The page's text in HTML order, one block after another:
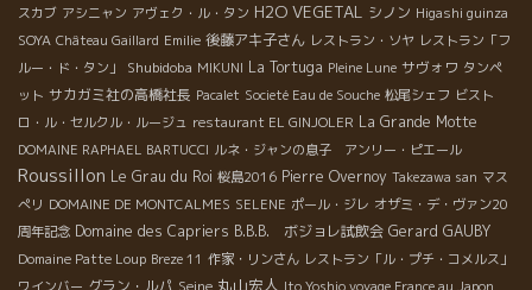
スカブ アシニャン アヴェク・ル・タン H2O VEGETAL シノン Higashi guinza
SOYA Château Gaillard Emilie 後藤アキ子さん レストラン・ソヤ レストラン「フ
ルー・ド・タン」
Shubidoba MIKUNI La Tortuga Pleine Lune サヴォワ タンペ
ット サカガミ社の高橋社長 Pacalet Societé Eau de Souche 松尾シェフ ビスト
ロ・ル・セルクル・ルージュ restaurant EL GINJOLER La Grande Motte
DOMAINE RAPHAEL BARTUCCI ルネ・ジャンの息子 アンリー・ピエール
Roussillon Le Grau du Roi 桜島2016 Pierre Overnoy Takezawa san マス
ぺリ DOMAINE DE MONTCALMES SELENE ポール・ジレ オザミ・デ・ヴァン20
周年記念 Domaine des Capriers B.B.B. ボジョレ試飲会 Gerard GAUBY
Domaine Patte Loup Breze 11 作家・リンさん レストラン「ル・プチ・コメルス」
グラン・ルパ Seine 丸山宏人